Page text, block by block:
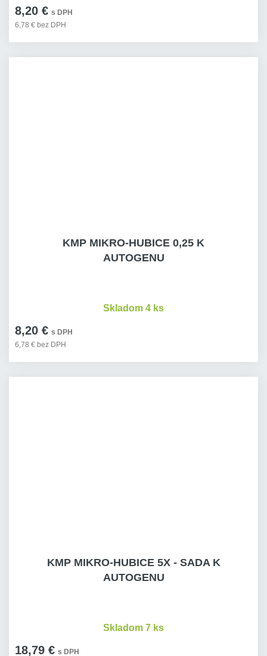
8,20 € s DPH
6,78 € bez DPH
KMP MIKRO-HUBICE 0,25 K
AUTOGENU
8,20 € s DPH
6,78 € bez DPH
Skladom 4 ks
KMP MIKRO-HUBICE 5X - SADA K
AUTOGENU
18,79 € s DPH
Skladom 7 ks